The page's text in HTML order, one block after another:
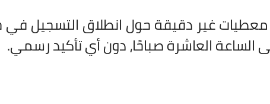
الساعة العاشرة صباحًا، دون أي تأكيد رسمي.